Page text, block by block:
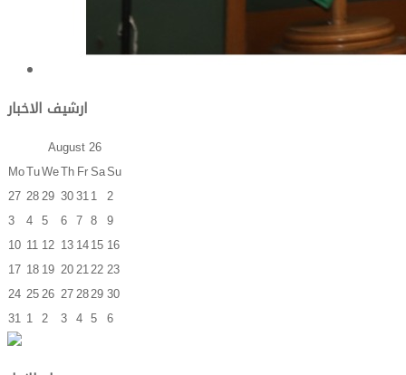
ارشيف الاخبار
August26
MoTuWeThFrSaSu
27 2829 30311 2
3 4 5 6 7 8 9
10 11 12 131415 16
17 1819 20212223
24 2526 27282930
31 1 2 3 4 5 6